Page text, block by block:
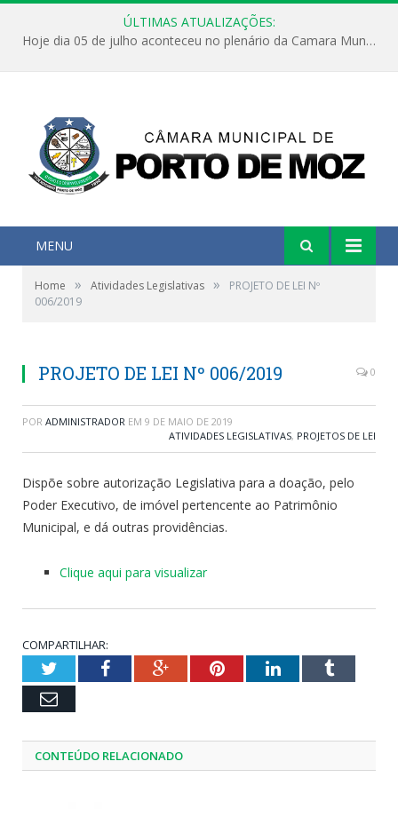
ÚLTIMAS ATUALIZAÇÕES:
Hoje dia 05 de julho aconteceu no plenário da Camara Municipal de Porto de Moz a Sessão Solene de Abertura dos Trabalhos Legislativos 2º Período da 23ª Legislatura
MENU
Home » Atividades Legislativas »
PROJETO DE LEI Nº
006/2019
PROJETO DE LEI Nº 006/2019 0
POR ADMINISTRADOR EM 9 DE MAIO DE 2019
ATIVIDADES LEGISLATIVAS, PROJETOS DE LEI
Dispõe sobre autorização Legislativa para a doação, pelo
Poder Executivo, de imóvel pertencente ao Patrimônio
Municipal, e dá outras providências.
Clique aqui para visualizar
COMPARTILHAR:
TwitterFacebookGoogle+PinterestLinkedInTumblr
Email
CONTEÚDO RELACIONADO